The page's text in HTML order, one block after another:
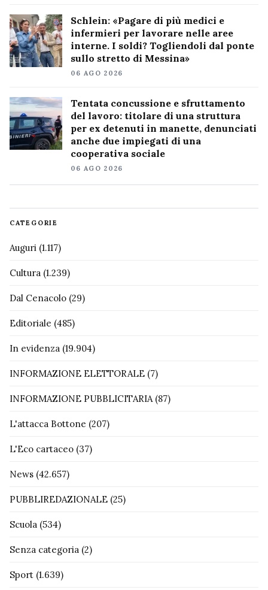
Schlein: «Pagare di più medici e
infermieri per lavorare nelle aree
interne. I soldi? Togliendoli dal ponte
sullo stretto di Messina»
06 AGO 2026
Tentata concussione e sfruttamento
del lavoro: titolare di una struttura
per ex detenuti in manette, denunciati
anche due impiegati di una
cooperativa sociale
06 AGO 2026
CATEGORIE
Auguri (1.117)
Cultura (1.239)
Dal Cenacolo (29)
Editoriale (485)
In evidenza (19.904)
INFORMAZIONE ELETTORALE (7)
INFORMAZIONE PUBBLICITARIA (87)
L'attacca Bottone (207)
L'Eco cartaceo (37)
News (42.657)
PUBBLIREDAZIONALE (25)
Scuola (534)
Senza categoria (2)
Sport (1.639)